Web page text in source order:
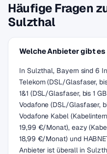
Häufige Fragen
Sulzthal
Welche Anbieter gibt
In Sulzthal, Bayern sind 6
Telekom (DSL/Glasfaser,
1&1 (DSL/Glasfaser, bis 1
Vodafone (DSL/Glasfaser,
Vodafone Kabel
19,99 €/Monat), eazy
18,99 €/Monat) und
Anbieter ist überall in